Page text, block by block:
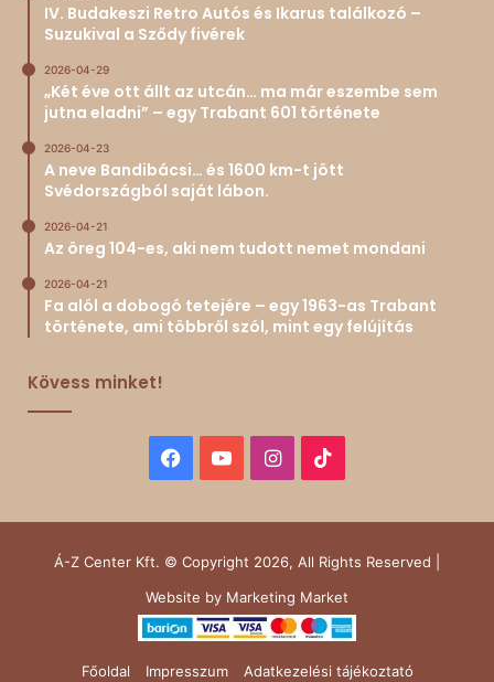
IV. Budakeszi Retro Autós és Ikarus találkozó –
Suzukival a Sződy fivérek
2026-04-29
„Két éve ott állt az utcán… ma már eszembe sem
jutna eladni” – egy Trabant 601 története
2026-04-23
A neve Bandibácsi… és 1600 km-t jött
Svédországból saját lábon.
2026-04-21
Az öreg 104-es, aki nem tudott nemet mondani
2026-04-21
Fa alól a dobogó tetejére – egy 1963-as Trabant
története, ami többről szól, mint egy felújítás
Kövess minket!
Facebook
YouTubeInstagram
Á-Z Center Kft. © Copyright 2026, All Rights Reserved |
Website by Marketing Market
Főoldal Impresszum Adatkezelési tájékoztató